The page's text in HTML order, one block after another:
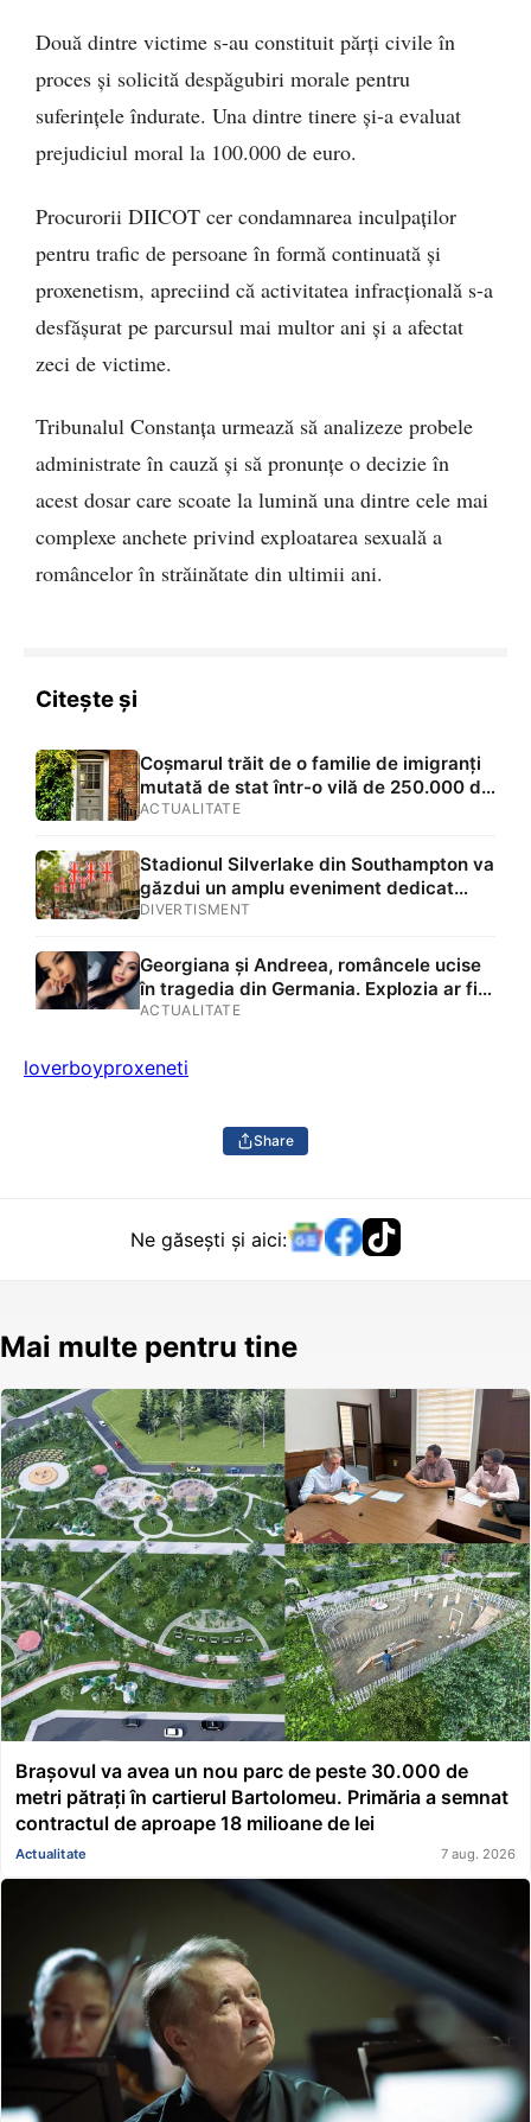
Două dintre victime s-au constituit părți civile în
proces și solicită despăgubiri morale pentru
suferințele îndurate. Una dintre tinere și-a evaluat
prejudiciul moral la 100.000 de euro.
Procurorii DIICOT cer condamnarea inculpaților
pentru trafic de persoane în formă continuată și
proxenetism, apreciind că activitatea infracțională s-a
desfășurat pe parcursul mai multor ani și a afectat
zeci de victime.
Tribunalul Constanța urmează să analizeze probele
administrate în cauză și să pronunțe o decizie în
acest dosar care scoate la lumină una dintre cele mai
complexe anchete privind exploatarea sexuală a
româncelor în străinătate din ultimii ani.
Citește și
Coșmarul trăit de o familie de imigranți
mutată de stat într-o vilă de 250.000 de
lire: „O urâm! Ne e frică să ieșim din
ACTUALITATE
Stadionul Silverlake din Southampton va
găzdui un amplu eveniment dedicat
comunității românești din Marea Britanie
DIVERTISMENT
Georgiana și Andreea, româncele ucise
în tragedia din Germania. Explozia ar fi
fost provocată
ACTUALITATE
loverboyproxeneti
Share
Ne găsești și aici:
Mai multe pentru tine
Brașovul va avea un nou parc de peste 30.000 de
metri pătrați în cartierul Bartolomeu. Primăria a semnat
contractul de aproape 18 milioane de lei
Actualitate 7 aug. 2026